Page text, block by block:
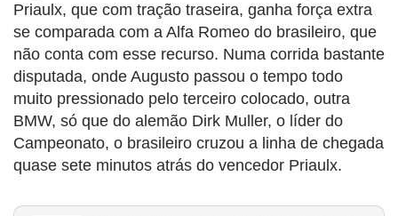
Priaulx, que com tração traseira, ganha força extra
se comparada com a Alfa Romeo do brasileiro, que
não conta com esse recurso. Numa corrida bastante
disputada, onde Augusto passou o tempo todo
muito pressionado pelo terceiro colocado, outra
BMW, só que do alemão Dirk Muller, o líder do
Campeonato, o brasileiro cruzou a linha de chegada
quase sete minutos atrás do vencedor Priaulx.